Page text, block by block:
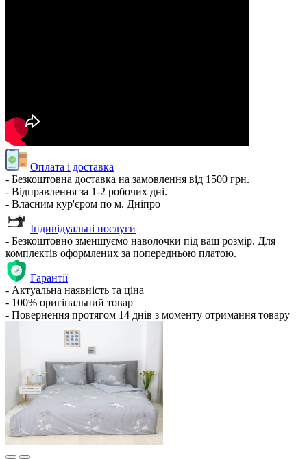
Оплата і доставка
- Безкоштовна доставка на замовлення від 1500 грн.
- Відправлення за 1-2 робочих дні.
- Власним кур'єром по м. Дніпро
Індивідуальні послуги
- Безкоштовно зменшуємо наволочки під ваш розмір. Для
комплектів оформлених за попередньою платою.
Гарантії
- Актуальна наявність та ціна
- 100% оригінальний товар
- Повернення протягом 14 днів з моменту отримання товару